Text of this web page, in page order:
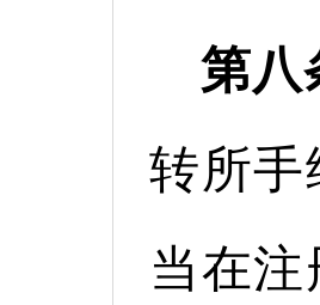
第八
转所手
当在